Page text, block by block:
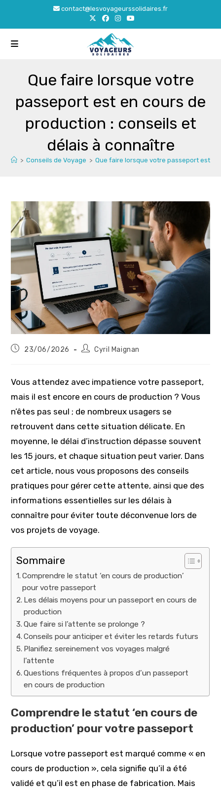
content
contact@lesvoyageurssolidaires.fr
Que faire lorsque votre
passeport est en cours de
production : conseils et
délais à connaître
> Conseils de Voyage > Que faire lorsque votre passeport est
Publication
23/06/2026
Auteur/autrice
Cyril Maignan
Vous attendez avec impatience votre passeport,
mais il est encore en cours de production ? Vous
n’êtes pas seul ; de nombreux usagers se
retrouvent dans cette situation délicate. En
moyenne, le délai d’instruction dépasse souvent
les 15 jours, et chaque situation peut varier. Dans
cet article, nous vous proposons des conseils
pratiques pour gérer cette attente, ainsi que des
informations essentielles sur les délais à
connaître pour éviter toute déconvenue lors de
vos projets de voyage.
Sommaire
Comprendre le statut ‘en cours de production’
pour votre passeport
Les délais moyens pour un passeport en cours de
production
Que faire si l’attente se prolonge ?
Conseils pour anticiper et éviter les retards futurs
Planifiez sereinement vos voyages malgré
l’attente
Questions fréquentes à propos d’un passeport
en cours de production
Comprendre le statut ‘en cours de
production’ pour votre passeport
Lorsque votre passeport est marqué comme « en
cours de production », cela signifie qu’il a été
validé et qu’il est en phase de fabrication. Mais